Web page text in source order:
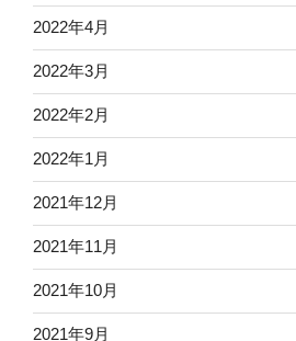
2022年4月
2022年3月
2022年2月
2022年1月
2021年12月
2021年11月
2021年10月
2021年9月